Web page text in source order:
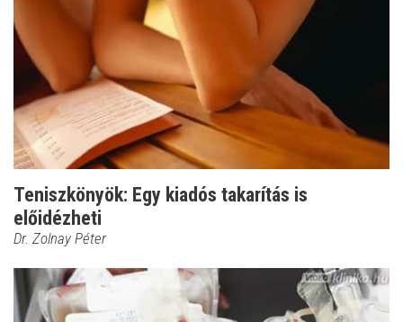
Teniszkönyök: Egy kiadós takarítás is
előidézheti
Dr. Zolnay Péter